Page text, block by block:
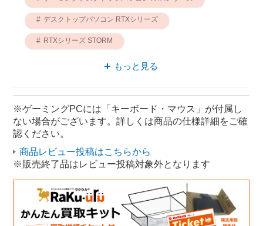
デスクトップパソコン RTXシリーズ
RTXシリーズ STORM
ゲーミング RTXシリーズ
デスクトップパソコン STORM
もっと見る
※ゲーミングPCには「キーボード・マウス」が付属し
ない場合がございます。詳しくは商品の仕様詳細をご確
認ください。
商品レビュー投稿はこちらから
※販売終了品はレビュー投稿対象外となります